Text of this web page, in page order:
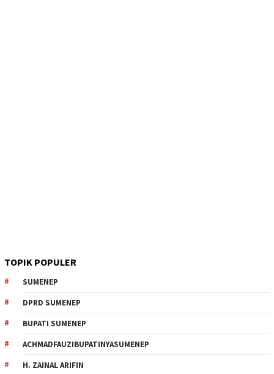
TOPIK POPULER
SUMENEP
DPRD SUMENEP
BUPATI SUMENEP
ACHMADFAUZIBUPATINYASUMENEP
H. ZAINAL ARIFIN